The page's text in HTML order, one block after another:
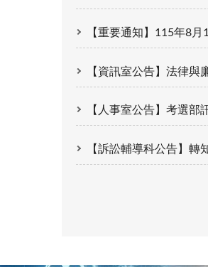
【重要通知】115年8
【資訊室公告】法律與
【人事室公告】考選部訊息：115
【訴訟輔導科公告】轉知國營臺